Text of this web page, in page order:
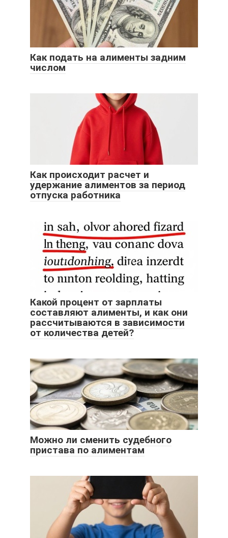
Как подать на алименты задним
числом
Как происходит расчет и
удержание алиментов за период
отпуска работника
Какой процент от зарплаты
составляют алименты, и как они
рассчитываются в зависимости
от количества детей?
Можно ли сменить судебного
пристава по алиментам